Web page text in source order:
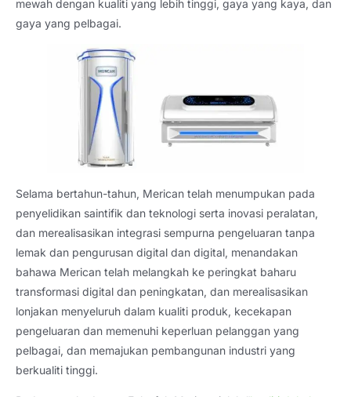
mewah dengan kualiti yang lebih tinggi, gaya yang kaya, dan
gaya yang pelbagai.
Selama bertahun-tahun, Merican telah menumpukan pada
penyelidikan saintifik dan teknologi serta inovasi peralatan,
dan merealisasikan integrasi sempurna pengeluaran tanpa
lemak dan pengurusan digital dan digital, menandakan
bahawa Merican telah melangkah ke peringkat baharu
transformasi digital dan peningkatan, dan merealisasikan
lonjakan menyeluruh dalam kualiti produk, kecekapan
pengeluaran dan memenuhi keperluan pelanggan yang
pelbagai, dan memajukan pembangunan industri yang
berkualiti tinggi.